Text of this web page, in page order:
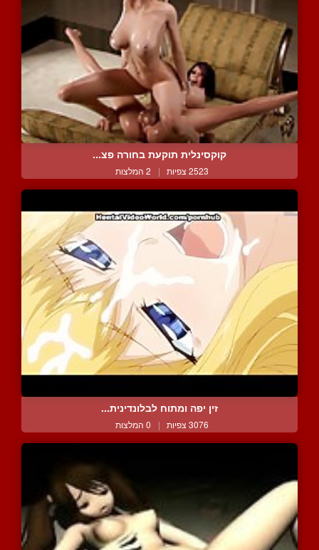
קוקסינלית תוקעת בחורה פצ...
2523 צפיות | 2 המלצות
זין יפה ומתוח לבלונדינית...
3076 צפיות | 0 המלצות